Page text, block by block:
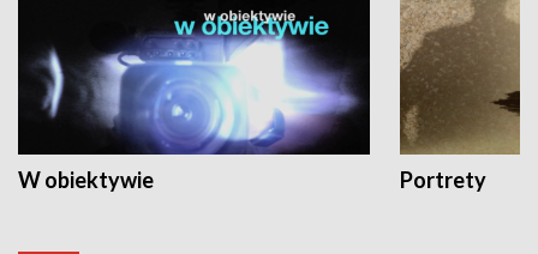
W obiektywie Portrety